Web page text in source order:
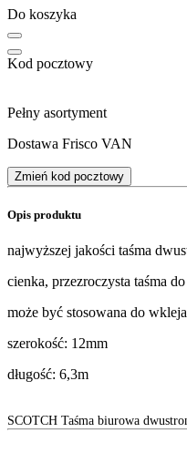
Do koszyka
Kod pocztowy
Pełny asortyment
Dostawa Frisco VAN
Zmień kod pocztowy
Opis produktu
najwyższej jakości taśma
cienka, przezroczysta taśma
może być stosowana do
szerokość: 12mm
długość: 6,3m
SCOTCH Taśma biurowa